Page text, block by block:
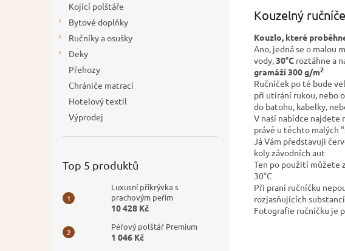
Kojící polštáře
Bytové doplňky
Ručníky a osušky
Deky
Přehozy
Chrániče matrací
Hotelový textil
Výprodej
Top 5 produktů
Luxusní přikrývka s
prachovým peřím
10 428 Kč
Péřový polštář Premium
1 046 Kč
Kouzelný
Kouzlo, které
Ano, jedná se o malou
vody,30°C roztáhne a
gramáží 300 g/m2
Ručníček po té bude
při utírání rukou, nebo
do batohu, kabelky,
V naší nabídce najdete
právě u těchto malých
Já Vám představuji
koly závodních aut
Ten po použití můžete
30°C
Při praní ručníčku
rozjasňujících substancí
Fotografie ručníčku je